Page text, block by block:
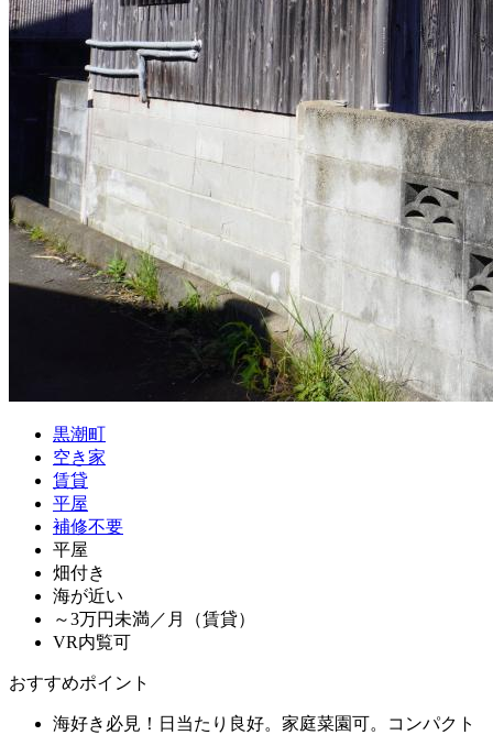
黒潮町
空き家
賃貸
平屋
補修不要
平屋
畑付き
海が近い
～3万円未満／月（賃貸）
VR内覧可
おすすめポイント
海好き必見！日当たり良好。家庭菜園可。コンパクト